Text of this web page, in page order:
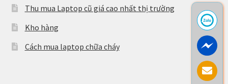
Thu mua Laptop cũ giá cao nhất thị trường
Kho hàng
Cách mua laptop chữa cháy